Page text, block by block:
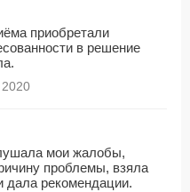
приобретали
в решение
2020
мои жалобы,
проблемы, взяла
дала рекомендации.